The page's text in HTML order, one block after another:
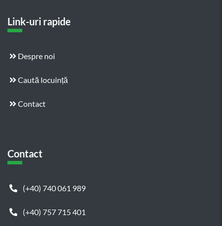
Link-uri rapide
Despre noi
Caută locuință
Contact
Contact
(+40) 740 061 989
(+40) 757 715 401